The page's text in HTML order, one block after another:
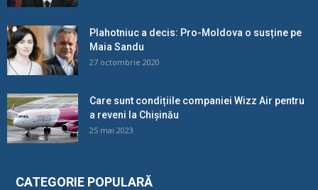
Plahotniuc a decis: Pro-Moldova o susține pe
Maia Sandu
27 octombrie 2020
Care sunt condițiile companiei Wizz Air pentru
a reveni la Chișinău
25 mai 2023
CATEGORIE POPULARĂ